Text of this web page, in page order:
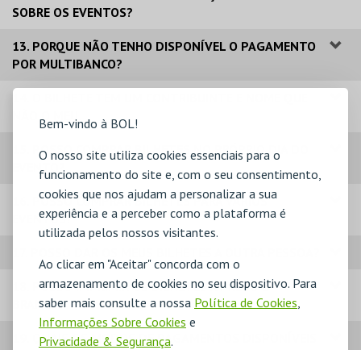
Bem-vindo à BOL!
O nosso site utiliza cookies essenciais para o
funcionamento do site e, com o seu consentimento,
cookies que nos ajudam a personalizar a sua
experiência e a perceber como a plataforma é
utilizada pelos nossos visitantes.
Ao clicar em "Aceitar" concorda com o
armazenamento de cookies no seu dispositivo. Para
saber mais consulte a nossa Política de Cookies
Informações Sobre Cookies e
Privacidade & Segurança.
SOBRE OS EVENTOS?
13. PORQUE NÃO TENHO DISPONÍVEL O PAGAMENTO
POR MULTIBANCO?
NÃO O MEU.
15. POSSO COMPRAR BILHETES NO PRÓPRIO DIA DO
EVENTO?
16. POSSO COMPRAR BILHETES PARA VÁRIOS
EVENTOS?
18. POSSO IMPRIMIR OS BILHETES A PRETO E
BRANCO?
19. QUAIS OS MODOS DE PAGAMENTOS DISPONÍVEIS